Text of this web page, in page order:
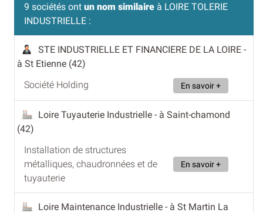
9 sociétés ont un nom similaire à LOIRE TOLERIE
INDUSTRIELLE :
STE INDUSTRIELLE ET FINANCIERE DE LA LOIRE -
à St Etienne (42)
Société Holding
En savoir +
Loire Tuyauterie Industrielle - à Saint-chamond
(42)
Installation de structures
métalliques, chaudronnées et de
tuyauterie
En savoir +
Loire Maintenance Industrielle - à St Martin La